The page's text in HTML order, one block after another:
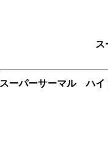
スーパーサーマル ハ